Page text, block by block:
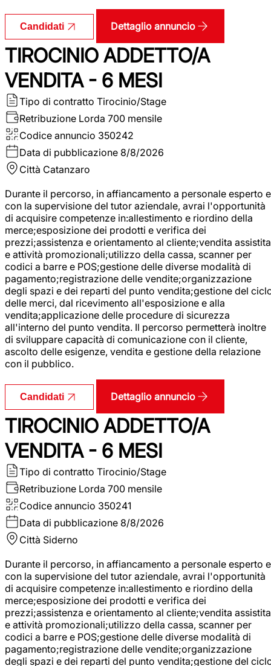
Candidati Dettaglio annuncio
TIROCINIO ADDETTO/A
VENDITA - 6 MESI
Tipo di contratto Tirocinio/Stage
Retribuzione Lorda 700 mensile
Codice annuncio 350242
Data di pubblicazione 8/8/2026
Città Catanzaro
Durante il percorso, in affiancamento a personale esperto e
con la supervisione del tutor aziendale, avrai l'opportunità
di acquisire competenze in:allestimento e riordino della
merce;esposizione dei prodotti e verifica dei
prezzi;assistenza e orientamento al cliente;vendita assistita
e attività promozionali;utilizzo della cassa, scanner per
codici a barre e POS;gestione delle diverse modalità di
pagamento;registrazione delle vendite;organizzazione
degli spazi e dei reparti del punto vendita;gestione del
delle merci, dal ricevimento all'esposizione e alla
vendita;applicazione delle procedure di sicurezza
all'interno del punto vendita. Il percorso permetterà inoltre
di sviluppare capacità di comunicazione con il cliente,
ascolto delle esigenze, vendita e gestione della relazione
con il pubblico.
Candidati Dettaglio annuncio
TIROCINIO ADDETTO/A
VENDITA - 6 MESI
Tipo di contratto Tirocinio/Stage
Retribuzione Lorda 700 mensile
Codice annuncio 350241
Data di pubblicazione 8/8/2026
Città Siderno
Durante il percorso, in affiancamento a personale esperto e
con la supervisione del tutor aziendale, avrai l'opportunità
di acquisire competenze in:allestimento e riordino della
merce;esposizione dei prodotti e verifica dei
prezzi;assistenza e orientamento al cliente;vendita assistita
e attività promozionali;utilizzo della cassa, scanner per
codici a barre e POS;gestione delle diverse modalità di
pagamento;registrazione delle vendite;organizzazione
degli spazi e dei reparti del punto vendita;gestione del